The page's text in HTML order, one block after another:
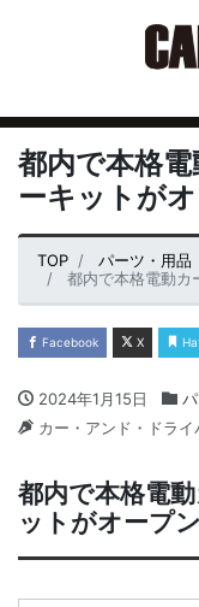
都内で本格
ーキットが
TOP
パーツ・用品
都内で本格電動カ
Facebook X
2024年1月15日
カー・アンド・ドラ
都内で本格電
ットがオープン